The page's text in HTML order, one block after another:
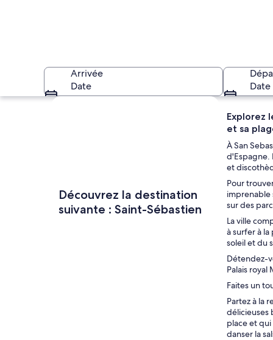
Un port de
Arrivée
Date
Date
Explorer la carte
Découvrez la destination
suivante : Saint-Sébastien
Explorez
et sa
À San
d'Espagne.
et
Pour
imprenable
sur des
La ville
à surfer à
soleil et du
Détendez-
Palais royal
Faites un
Partez à la
délicieuses
place et qui
danser la